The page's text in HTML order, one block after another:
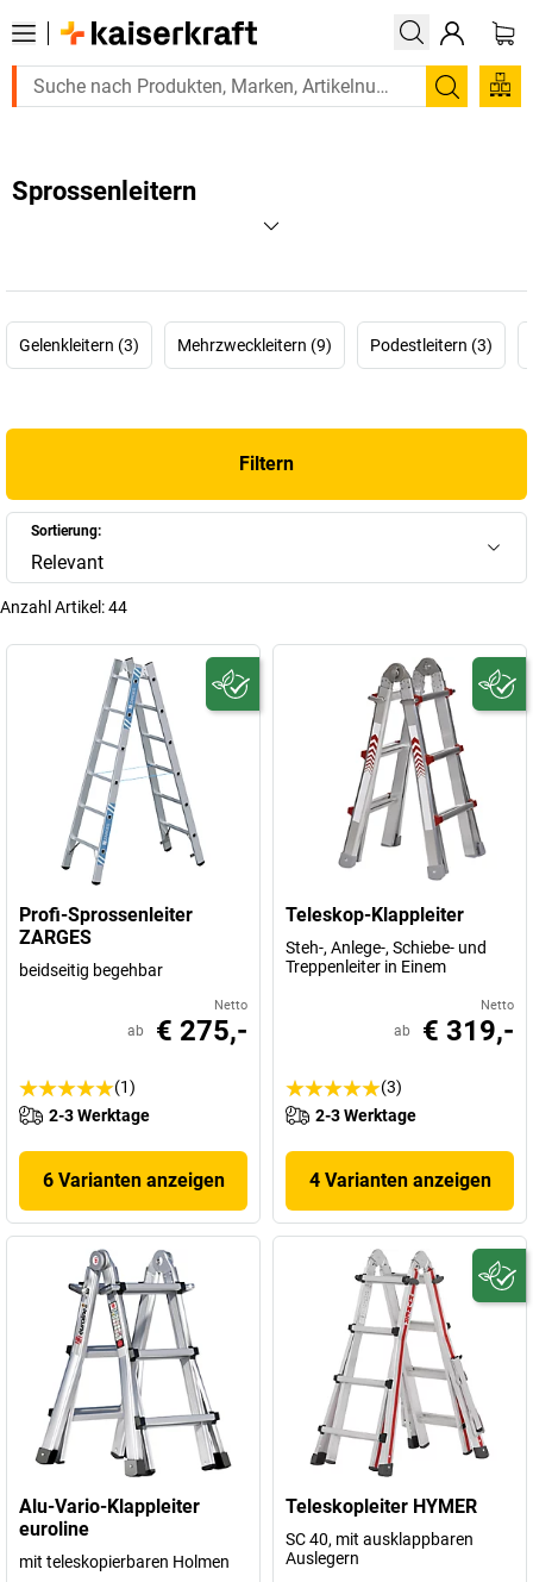
Suchen
Sprossenleitern
Gelenkleitern (3) Mehrzweckleitern (9) Podestleitern (3)
Filtern
Sortierung:
Relevant
Anzahl Artikel:44
Profi-Sprossenleiter
ZARGES
beidseitig begehbar
Netto
ab € 275,-
(1)
2-3 Werktage
6 Varianten anzeigen
Teleskop-Klappleiter
Steh-, Anlege-, Schiebe- und
Treppenleiter in Einem
Netto
ab € 319,-
(3)
2-3 Werktage
4 Varianten anzeigen
Alu-Vario-Klappleiter
euroline
mit teleskopierbaren Holmen
Teleskopleiter HYMER
SC 40, mit ausklappbaren
Auslegern